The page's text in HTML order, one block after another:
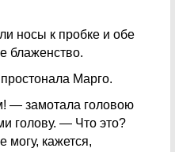
носы к пробке и обе
блаженство.
Марго.
— замотала головою
голову. — Что это?
могу, кажется,